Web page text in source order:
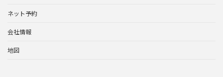
ネット予約
会社情報
地図